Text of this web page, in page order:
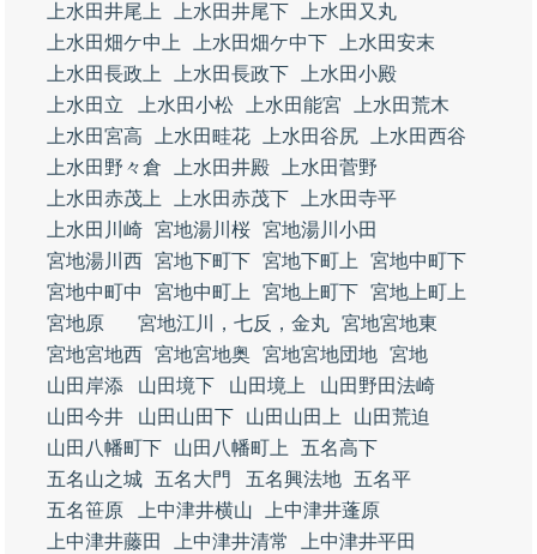
上水田井尾上
上水田井尾下
上水田又丸
上水田畑ケ中上
上水田畑ケ中下
上水田安末
上水田長政上
上水田長政下
上水田小殿
上水田立
上水田小松 上水田能宮
上水田荒木
上水田宮高
上水田畦花 上水田谷尻
上水田西谷
上水田野々倉
上水田井殿
上水田菅野
上水田赤茂上
上水田赤茂下
上水田寺平
上水田川崎 宮地湯川桜 宮地湯川小田
宮地湯川西 宮地下町下 宮地下町上
宮地中町下
宮地中町中
宮地中町上 宮地上町下 宮地上町上
宮地原
宮地江川，七反，金丸 宮地宮地東
宮地宮地西 宮地宮地奥 宮地宮地団地 宮地
山田岸添
山田境下 山田境上
山田野田法崎
山田今井
山田山田下 山田山田上
山田荒迫
山田八幡町下
山田八幡町上
五名高下
五名山之城
五名大門 五名興法地
五名平
五名笹原
上中津井横山
上中津井蓬原
上中津井藤田
上中津井清常
上中津井平田